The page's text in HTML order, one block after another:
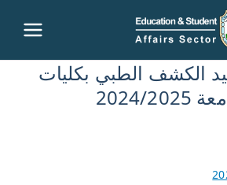
قطاع
شئون
الكشف الطبي بكليات
2025